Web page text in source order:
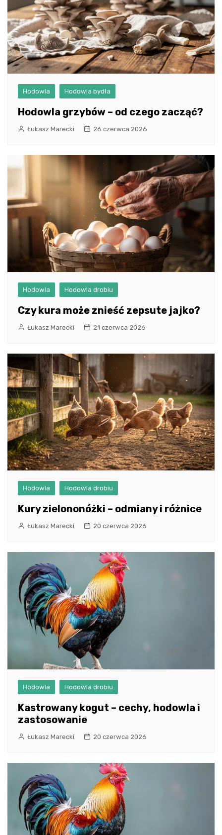
Hodowla Hodowla bydła
Hodowla grzybów – od czego zacząć?
Łukasz Marecki 26 czerwca 2026
Hodowla Hodowla drobiu
Czy kura może znieść zepsute jajko?
Łukasz Marecki 21 czerwca 2026
Hodowla Hodowla drobiu
Kury zielononóżki – odmiany i różnice
Łukasz Marecki 20 czerwca 2026
Hodowla Hodowla drobiu
Kastrowany kogut – cechy, hodowla i
zastosowanie
Łukasz Marecki 20 czerwca 2026